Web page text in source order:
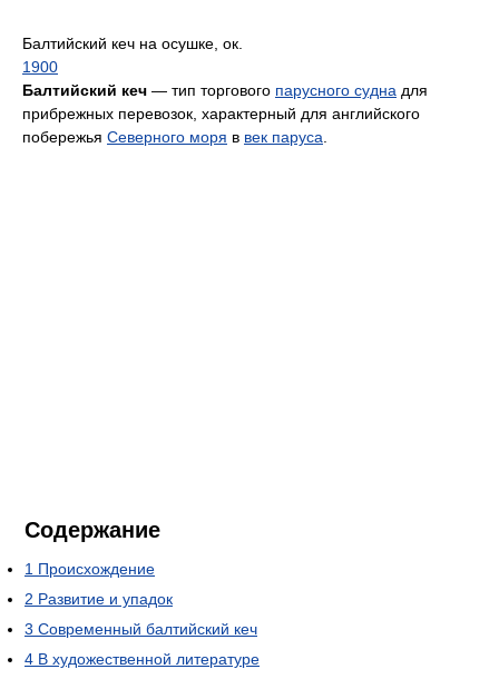
Балтийский кеч на осушке, ок.
1900
Балтийский кеч — тип торгового парусного судна для
прибрежных перевозок, характерный для английского
побережья Северного моря в век паруса
Содержание
1 Происхождение
2 Развитие и упадок
3 Современный балтийский кеч
4 В художественной литературе